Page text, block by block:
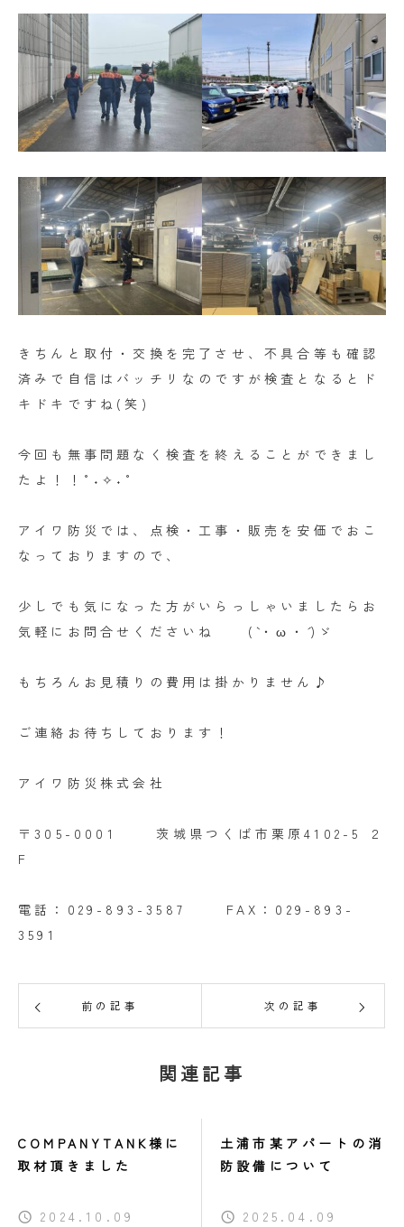
きちんと取付・交換を完了させ、不具合等も確認
済みで自信はバッチリなのですが検査となるとド
キドキですね(笑)
今回も無事問題なく検査を終えることができまし
たよ！！°˖✧˖°
アイワ防災では、点検・工事・販売を安価でおこ
なっておりますので、
少しでも気になった方がいらっしゃいましたらお
気軽にお問合せくださいね (`・ω・´)ゞ
もちろんお見積りの費用は掛かりません♪
ご連絡お待ちしております！
アイワ防災株式会社
〒305-0001 茨城県つくば市栗原4102-5 ２
F
電話：029-893-3587 FAX：029-893-
3591
前の記事 次の記事
関連記事
COMPANYTANK様に
取材頂きました
2024.10.09
土浦市某アパートの消
防設備について
2025.04.09